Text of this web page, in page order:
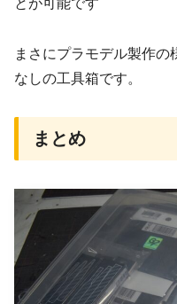
とが可能です
まさにプラモデル製作
なしの工具箱です。
まとめ